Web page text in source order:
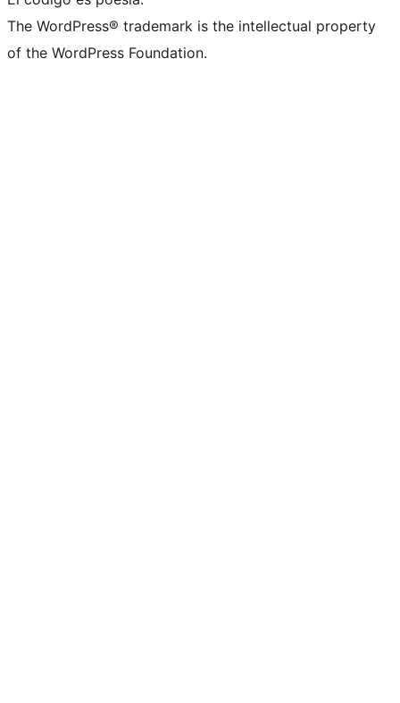
The WordPress® trademark is the intellectual property
of the WordPress Foundation.